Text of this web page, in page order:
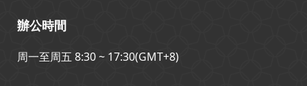
辦公時間
周一至周五 8:30 ~ 17:30(GMT+8)